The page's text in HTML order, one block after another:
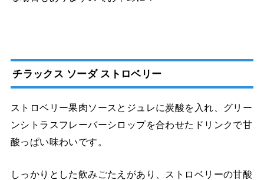
チラックス ソーダ ストロベリー
ストロベリー果肉ソースとジュレに炭酸を入れ、グリー
ンシトラスフレーバーシロップを合わせたドリンクで甘
酸っぱい味わいです。
しっかりとした飲みごたえがあり、ストロベリーの甘酸